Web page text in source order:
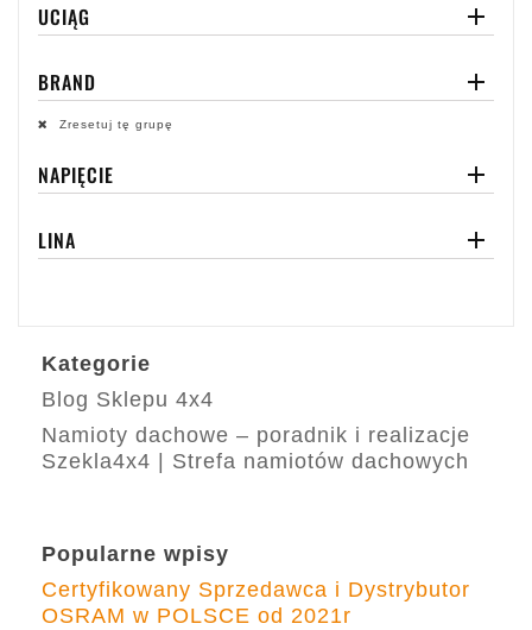
UCIĄG 
BRAND 
Zresetuj tę grupę
NAPIĘCIE 
LINA 
Kategorie
Blog Sklepu 4x4
Namioty dachowe – poradnik i realizacje
Szekla4x4 | Strefa namiotów dachowych
Popularne wpisy
Certyfikowany Sprzedawca i Dystrybutor
OSRAM w POLSCE od 2021r